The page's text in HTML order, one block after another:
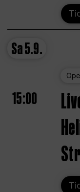
Sa5.9.
15:00